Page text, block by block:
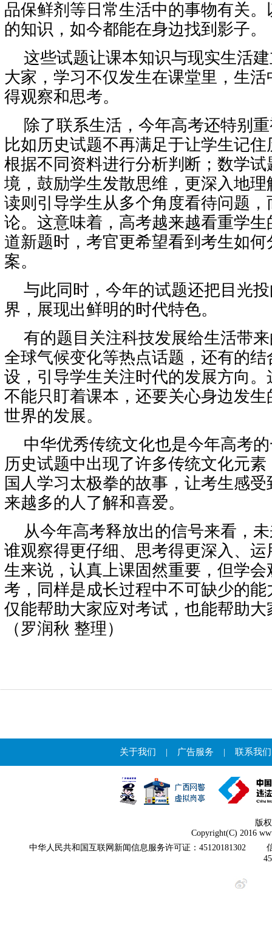
品保鲜剂等日常生活中的事物有关
的知识，如今都能在身边找到影子。
这些试题让课本知识与现实生活
大家，学习不仅发生在课堂里，生
得观察和思考。
除了联系生活，今年高考还特别
比如历史试题不再满足于让学生记
根据不同资料进行分析判断；数学
境，鼓励学生发散思维，更深入地
读则引导学生从多个角度看待问题
论。这意味着，高考越来越看重学
道新题时，考官更希望看到考生如
案。
与此同时，今年的试题还把目光
界，展现出鲜明的时代特色。
有的题目关注科技发展给生活带
全球气候变化等热点话题，还有的
设，引导学生关注时代的发展方向
不能只盯着课本，还要关心身边发
世界的发展。
中华优秀传统文化也是今年高考
历史试题中出现了许多传统文化元
国人学习太极拳的故事，让考生感
来越多的人了解和喜爱。
从今年高考释放出的信号来看，
谁观察得更仔细、思考得更深入、
生来说，认真上课固然重要，但学
考，同样是成长过程中不可缺少的
仅能帮助大家应对考试，也能帮助
（罗润秋 整理）
关于我们 | 广告服务 | 联系我们
版
Copyright(C) 2016
中华人民共和国互联网新闻信息服务许可证：45120181302